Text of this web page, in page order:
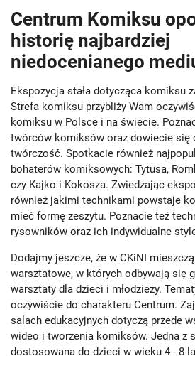
Centrum Komiksu
historię najbardziej
niedocenianego
Ekspozycja stała dotycząca komiksu
Strefa komiksu przybliży Wam
komiksu w Polsce i na świecie.
twórców komiksów oraz dowiecie się
twórczość. Spotkacie również
bohaterów komiksowych: Tytusa,
czy Kajko i Kokosza. Zwiedzając
również jakimi technikami powstaje
mieć formę zeszytu. Poznacie też
rysowników oraz ich indywidualne
Dodajmy jeszcze, że w CKiNI
warsztatowe, w których odbywają się
warsztaty dla dzieci i młodzieży.
oczywiście do charakteru Centrum.
salach edukacyjnych dotyczą przede
wideo i tworzenia komiksów. Jedna z
dostosowana do dzieci w wieku 4 - 8